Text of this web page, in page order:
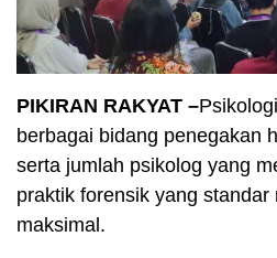
PIKIRAN RAKYAT –
berbagai bidang penegakan
serta jumlah psikolog yang
praktik forensik yang standar
maksimal.